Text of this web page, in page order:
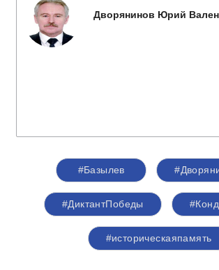
Дворянинов Юрий
#Базылев
#ДиктантПобеды
#историческаяпамять